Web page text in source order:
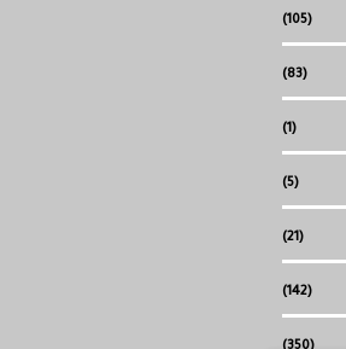
(105)
(83)
(1)
(5)
(21)
(142)